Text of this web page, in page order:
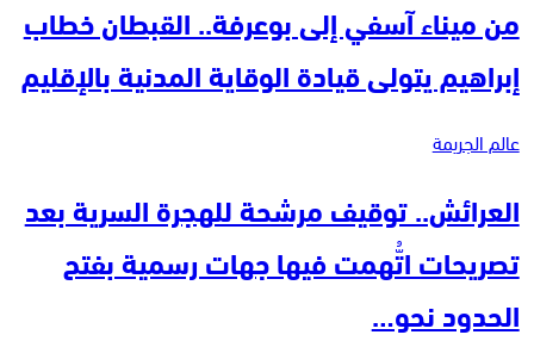
من ميناء آسفي إلى بوعرفة.. القبطان خطاب
إبراهيم يتولى قيادة الوقاية المدنية بالإقليم
عالم الجريمة
العرائش.. توقيف مرشحة للهجرة السرية بعد
تصريحات اتُّهمت فيها جهات رسمية بفتح
الحدود نحو…